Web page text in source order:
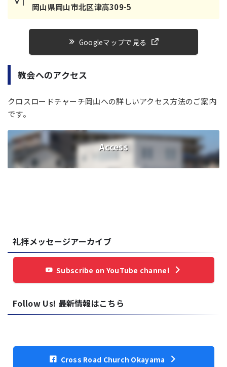
岡山県岡山市北区津高309-5
Googleマップで見る
教会へのアクセス
クロスロードチャーチ岡山への詳しいアクセス方法のご案内
です。
Access
礼拝メッセージアーカイブ
Subscribe on YouTube channel
Follow Us! 最新情報はこちら
Cross Road Church Okayama